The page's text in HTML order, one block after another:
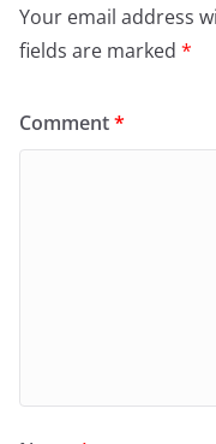
Your email address
fields are marked *
Comment*